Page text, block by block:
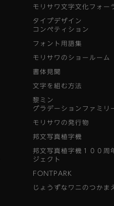
モリサワ文字文化フォー
タイプデザイン
コンペティション
フォント用語集
モリサワのショールーム
書体見聞
文字を組む方法
黎ミン
グラデーションファミリ
モリサワの発行物
邦文写真植字機
邦文写真植字機１００周
ジェクト
FONTPARK
じょうずなワニのつかま